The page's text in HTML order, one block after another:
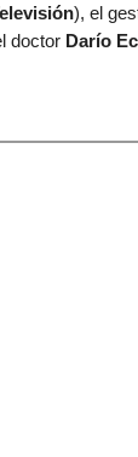
), el
doctor Darío